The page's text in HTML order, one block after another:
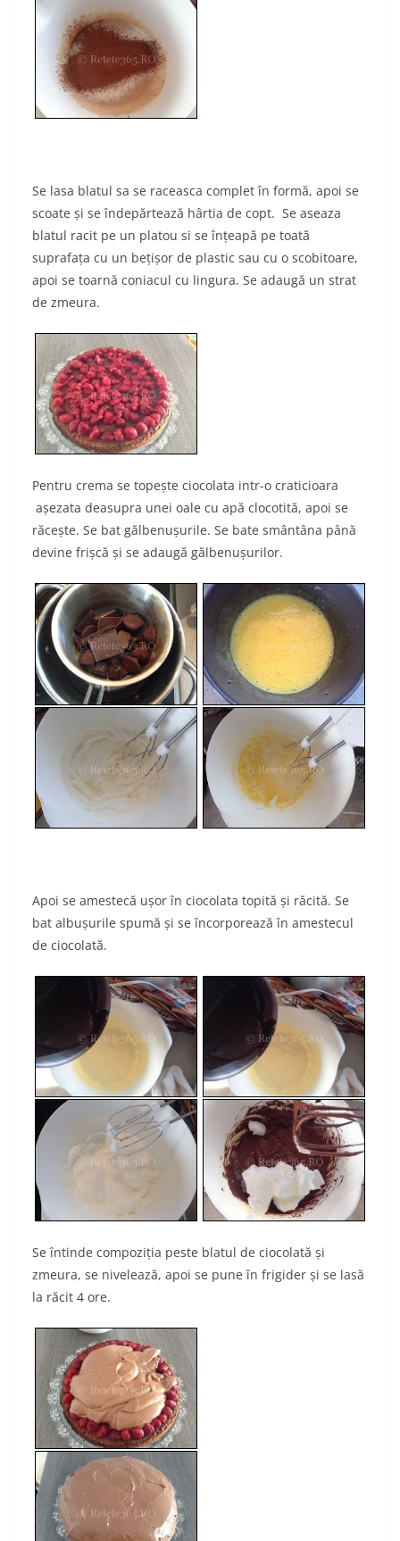
Se lasa blatul sa se raceasca complet în formă, apoi se
scoate şi se îndepărtează hârtia de copt. Se aseaza
blatul racit pe un platou si se înţeapă pe toată
suprafaţa cu un beţişor de plastic sau cu o scobitoare,
apoi se toarnă coniacul cu lingura. Se adaugă un strat
de zmeura.
Pentru crema se topeşte ciocolata intr-o craticioara
aşezata deasupra unei oale cu apă clocotită, apoi se
răceşte. Se bat gălbenuşurile. Se bate smântâna până
devine frişcă şi se adaugă gălbenuşurilor.
Apoi se amestecă uşor în ciocolata topită şi răcită. Se
bat albuşurile spumă şi se încorporează în amestecul
de ciocolată.
Se întinde compoziţia peste blatul de ciocolată şi
zmeura, se nivelează, apoi se pune în frigider şi se lasă
la răcit 4 ore.